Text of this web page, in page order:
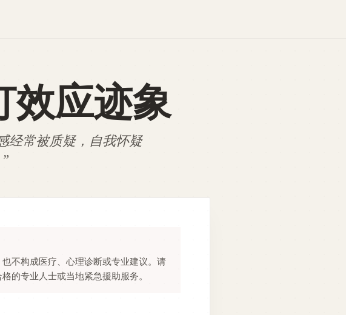
效应迹象
经常被质疑，自我怀疑
”
不构成医疗、心理诊断或专业建议。请
的专业人士或当地紧急援助服务。